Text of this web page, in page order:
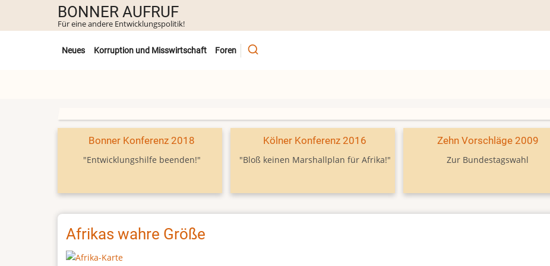
Inhalt
BONNER AUFRUF
Für eine andere Entwicklungspolitik!
Untermenü
Neues Korruption und Misswirtschaft Foren
Bonner Konferenz 2018
"Entwicklungshilfe beenden!"
Kölner Konferenz 2016
"Bloß keinen Marshallplan für Afrika!"
Zehn Vorschläge 2009
Zur Bundestagswahl
Afrikas wahre Größe